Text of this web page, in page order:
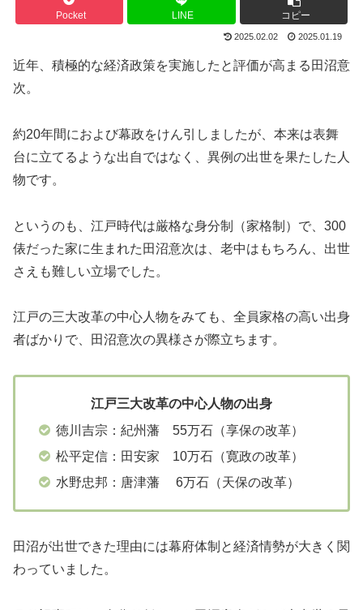
Pocket LINE コピー
2025.02.02 2025.01.19
近年、積極的な経済政策を実施したと評価が高まる田沼意
次。
約20年間におよび幕政をけん引しましたが、本来は表舞
台に立てるような出自ではなく、異例の出世を果たした人
物です。
というのも、江戸時代は厳格な身分制（家格制）で、300
俵だった家に生まれた田沼意次は、老中はもちろん、出世
さえも難しい立場でした。
江戸の三大改革の中心人物をみても、全員家格の高い出身
者ばかりで、田沼意次の異様さが際立ちます。
江戸三大改革の中心人物の出身
徳川吉宗：紀州藩 55万石（享保の改革）
松平定信：田安家 10万石（寛政の改革）
水野忠邦：唐津藩 6万石（天保の改革）
田沼が出世できた理由には幕府体制と経済情勢が大きく関
わっていました。